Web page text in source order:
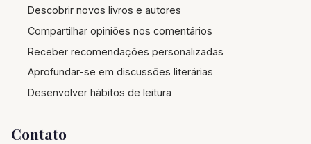
Descobrir novos livros e autores
Compartilhar opiniões nos comentários
Receber recomendações personalizadas
Aprofundar-se em discussões literárias
Desenvolver hábitos de leitura
Contato